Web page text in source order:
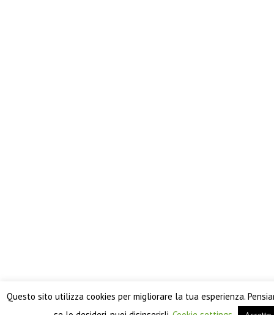
Questo sito utilizza cookies per migliorare la tua esperienza.